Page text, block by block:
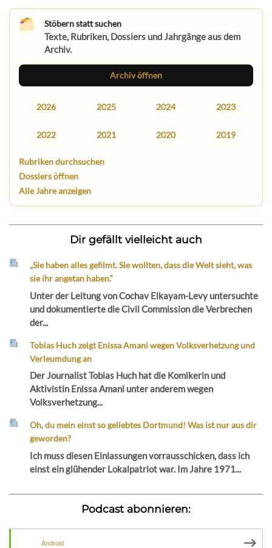
Stöbern statt suchen
Texte, Rubriken, Dossiers und Jahrgänge aus dem
Archiv.
Archiv öffnen
2026 2025 2024 2023
2022 2021 2020 2019
Rubriken durchsuchen
Dossiers öffnen
Alle Jahre anzeigen
Dir gefällt vielleicht auch
„Sie haben alles gefilmt. Sie wollten, dass die Welt sieht, was
sie ihr angetan haben.“
Unter der Leitung von Cochav Elkayam-Levy untersuchte
und dokumentierte die Civil Commission die Verbrechen
der...
Tobias Huch zeigt Enissa Amani wegen Volksverhetzung und
Verleumdung an
Der Journalist Tobias Huch hat die Komikerin und
Aktivistin Enissa Amani unter anderem wegen
Volksverhetzung...
Oh, du mein einst so geliebtes Dortmund! Was ist nur aus dir
geworden?
Ich muss diesen Einlassungen vorrausschicken, dass ich
einst ein glühender Lokalpatriot war. Im Jahre 1971...
Podcast abonnieren:
Android